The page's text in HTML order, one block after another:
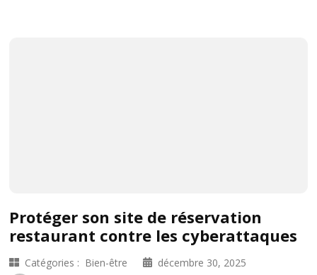
Protéger son site de réservation
restaurant contre les cyberattaques
Catégories : Bien-être
décembre 30, 2025